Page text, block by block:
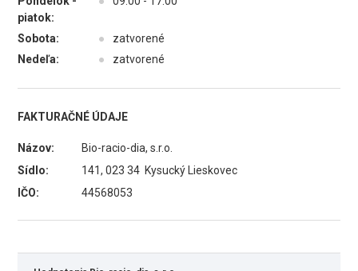
piatok:
Sobota: ●
zatvorené
Nedeľa:
● zatvorené
FAKTURAČNÉ ÚDAJE
Názov:
Bio-racio-dia, s.r.o.
Sídlo:
141, 023 34 Kysucký Lieskovec
IČO:
44568053